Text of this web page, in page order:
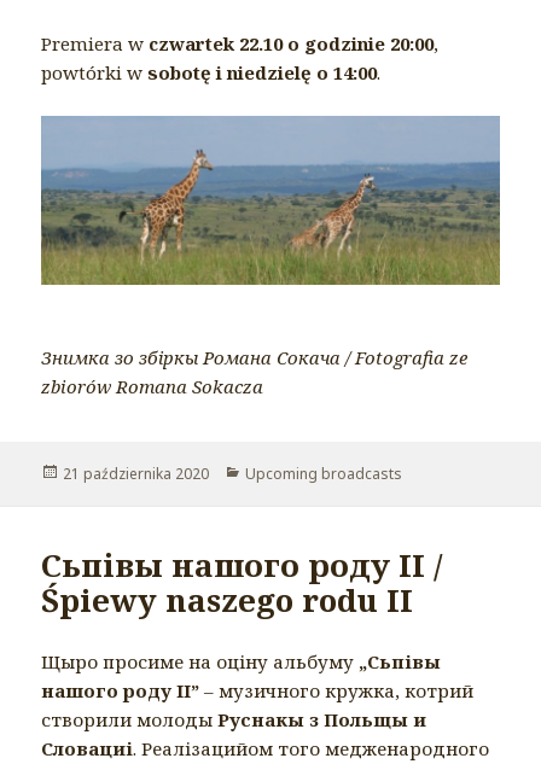
Premiera w czwartek 22.10 o godzinie 20:00,
powtórki wsobotę i niedzielę o 14:00.
Знимка зо збіркы Романа Сокача / Fotografia ze
zbiorów Romana Sokacza
Opublikowano
21 października 2020 Kategorie
Upcoming broadcasts
Сьпівы нашого роду II /
Śpiewy naszego rodu II
Щыро просиме на оціну альбуму „Сьпівы
нашого роду II” – музичного кружка, котрий
створили молодыРуснакы з Польщы и
Словациі. Реалізацийом того медженародного